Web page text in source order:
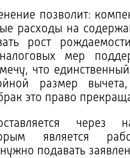
позволит:
расходы на
рост
мер
что
размер
это право
через
является
подавать